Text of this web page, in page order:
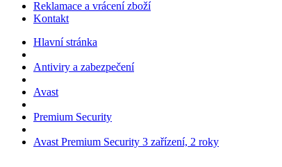
Reklamace a vrácení zboží
Kontakt
Hlavní stránka
Antiviry a zabezpečení
Avast
Premium Security
Avast Premium Security 3 zařízení, 2 roky